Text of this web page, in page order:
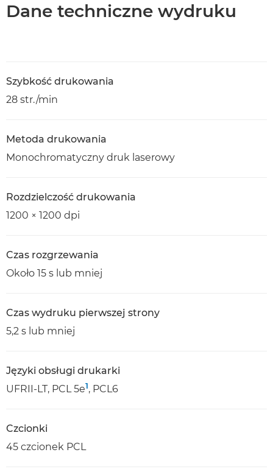
Dane techniczne wydruku
Szybkość drukowania
28 str./min
Metoda drukowania
Monochromatyczny druk laserowy
Rozdzielczość drukowania
1200 × 1200 dpi
Czas rozgrzewania
Około 15 s lub mniej
Czas wydruku pierwszej strony
5,2 s lub mniej
Języki obsługi drukarki
UFRII-LT, PCL 5e1, PCL6
Czcionki
45 czcionek PCL